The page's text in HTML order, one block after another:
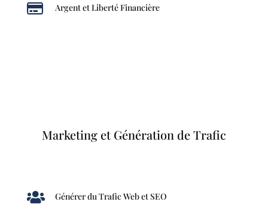
 Argent et Liberté Financière
Marketing et Génération de Trafic
 Générer du Trafic Web et SEO